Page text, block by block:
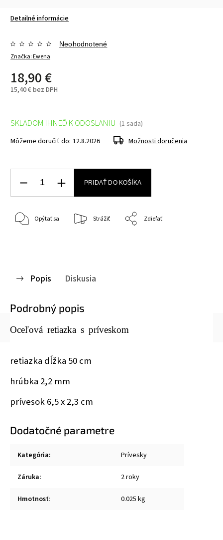
Detailné informácie
Značka:Ewena
Neohodnotené
18,90 €
15,40 € bez DPH
SKLADOM IHNEĎ K ODOSLANIU (1 sada)
Môžeme doručiť do: 12.8.2026 Možnosti doručenia
PRIDAŤ DO KOŠÍKA
Opýtať sa Strážiť Zdieľať
Popis Diskusia
Podrobný popis
Oceľová retiazka s príveskom
retiazka dĺžka 50 cm
hrúbka 2,2 mm
prívesok 6,5 x 2,3 cm
Dodatočné parametre
Kategória: Prívesky
Záruka: 2 roky
Hmotnosť: 0.025 kg